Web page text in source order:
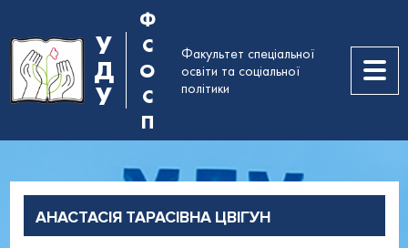
У
Д
У
Ф
С
О
С
П
Факультет спеціальної
освіти та соціальної
політики
АНАСТАСІЯ ТАРАСІВНА ЦВІГУН